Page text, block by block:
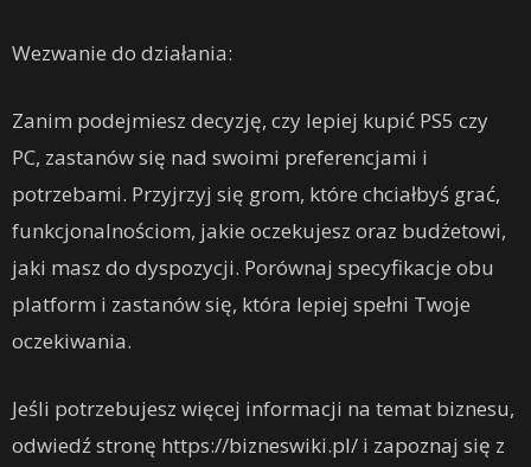
Wezwanie do działania:
Zanim podejmiesz decyzję, czy lepiej kupić PS5 czy
PC, zastanów się nad swoimi preferencjami i
potrzebami. Przyjrzyj się grom, które chciałbyś grać,
funkcjonalnościom, jakie oczekujesz oraz budżetowi,
jaki masz do dyspozycji. Porównaj specyfikacje obu
platform i zastanów się, która lepiej spełni Twoje
oczekiwania.
Jeśli potrzebujesz więcej informacji na temat biznesu,
odwiedź stronę https://bizneswiki.pl/ i zapoznaj się z